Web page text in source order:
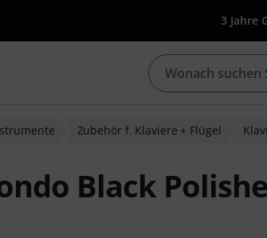
3 Jahre
Zubehör f. Klaviere + Flügel
Black
aus 5 Kundenbewertungen